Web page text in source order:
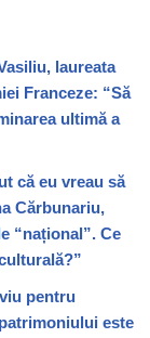
laureata
Franceze: “Să
ultimă a
că eu vreau să
Cărbunariu,
“național”. Ce
pentru
este